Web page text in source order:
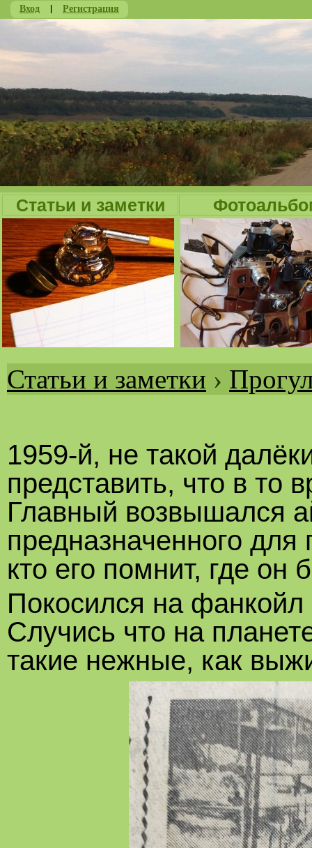
Вход | Регистрация
Статьи и заметки
Вы
Статьи и заметки ›
1959-й, не такой
представить, что в то
Главный возвышался
предназначенного для
кто его помнит, где он
Покосился на
Случись что на
такие нежные, как